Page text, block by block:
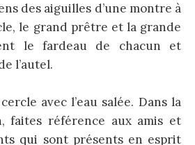
des aiguilles d’une montre à
le grand prêtre et la grande
le fardeau de chacun et
l’autel.
avec l’eau salée. Dans la
faites référence aux amis et
qui sont présents en esprit